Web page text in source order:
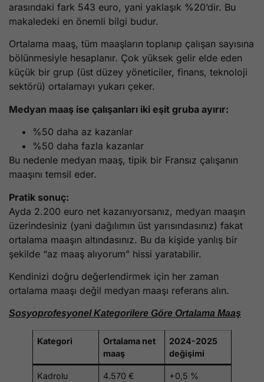
arasındaki fark 543 euro, yani yaklaşık %20’dir. Bu
makaledeki en önemli bilgi budur.
Ortalama maaş, tüm maaşların toplanıp çalışan sayısına
bölünmesiyle hesaplanır. Çok yüksek gelir elde eden
küçük bir grup (üst düzey yöneticiler, finans, teknoloji
sektörü) ortalamayı yukarı çeker.
Medyan maaş ise çalışanları iki eşit gruba ayırır:
%50 daha az kazanlar
%50 daha fazla kazanlar
Bu nedenle medyan maaş, tipik bir Fransız çalışanın
maaşını temsil eder.
Pratik sonuç:
Ayda 2.200 euro net kazanıyorsanız, medyan maaşın
üzerindesiniz (yani dağılımın üst yarısındasınız) fakat
ortalama maaşın altındasınız. Bu da kişide yanlış bir
şekilde “az maaş alıyorum” hissi yaratabilir.
Kendinizi doğru değerlendirmek için her zaman
ortalama maaşı değil medyan maaşı referans alın.
Sosyoprofesyonel Kategorilere Göre Ortalama Maaş
Kategori
Ortalama net
maaş
2024-2025
değişimi
Kadrolu
4.570 € +0,5 %